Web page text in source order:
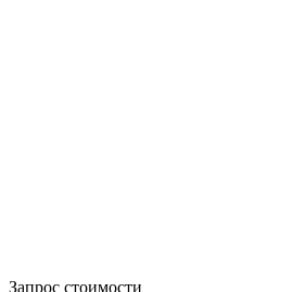
Запрос стоимости